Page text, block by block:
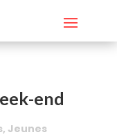
end
, Jeunes